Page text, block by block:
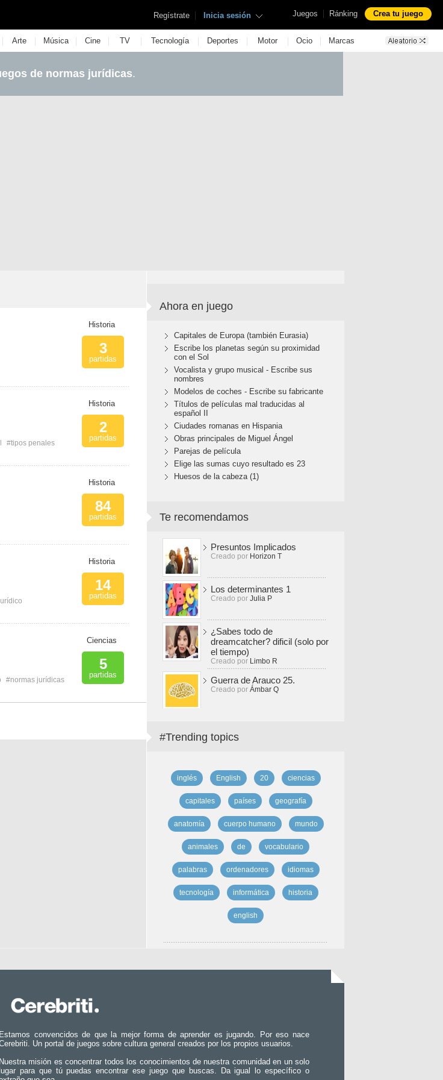
Juegos | Ránking Crea tu juego
Regístrate | Inicia sesión
| Arte | Música | Cine | TV | Tecnología | Deportes | Motor | Ocio | Marcas
de normas jurídicas.
Historia
3
partidas
#tipos penales
Historia
2
partidas
Historia
84
partidas
Historia
14
partidas
#normas jurídicas
Ciencias
5
partidas
Ahora en juego
Capitales de Europa (también Eurasia)
Escribe los planetas según su proximidad
con el Sol
Vocalista y grupo musical - Escribe sus
nombres
Modelos de coches - Escribe su fabricante
Títulos de películas mal traducidas al
español II
Ciudades romanas en Hispania
Obras principales de Miguel Ángel
Parejas de película
Elige las sumas cuyo resultado es 23
Huesos de la cabeza (1)
Te recomendamos
Presuntos Implicados
Creado por Horizon T
Los determinantes 1
Creado por Julia P
¿Sabes todo de
dreamcatcher? dificil (solo por
el tiempo)
Creado por Limbo R
Guerra de Arauco 25.
Creado por Ámbar Q
#Trending topics
inglés English 20 ciencias
capitales países geografía
anatomía cuerpo humano mundo
animales de vocabulario
palabras ordenadores idiomas
tecnología informática historia
english
Estamos convencidos de que la mejor forma de aprender es jugando. Por eso nace
Un portal de juegos sobre cultura general creados por los propios usuarios.
Nuestra misión es concentrar todos los conocimientos de nuestra comunidad en un solo
lugar para que tú puedas encontrar ese juego que buscas. Da igual lo específico o